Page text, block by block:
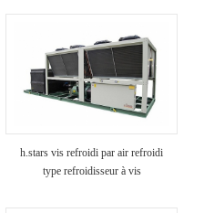
des aliments dans une chambre froide
h.stars vis refroidi par air refroidi
type refroidisseur à vis